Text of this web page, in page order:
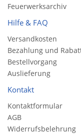
Feuerwerksarchiv
Hilfe & FAQ
Versandkosten
Bezahlung und
Bestellvorgang
Auslieferung
Kontakt
Kontaktformular
AGB
Widerrufsbelehrung